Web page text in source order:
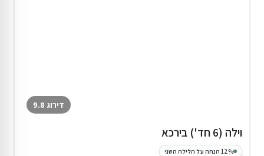
דירוג 9.8
וילה (6 חד') בירכא
12% הנחה על הלילה השני